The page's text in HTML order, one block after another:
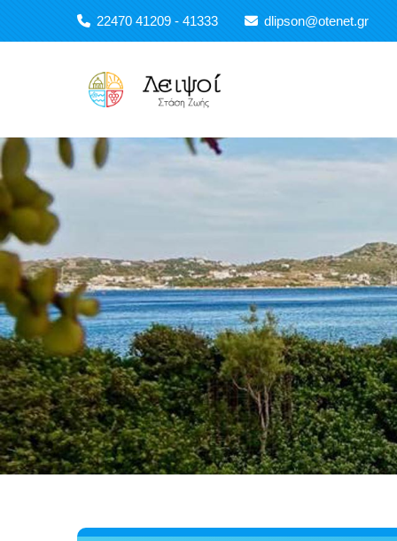
Παράκαμψη προς το κυρίως περιεχόμενο
22470 41209 - 41333 dlipson@otenet.gr